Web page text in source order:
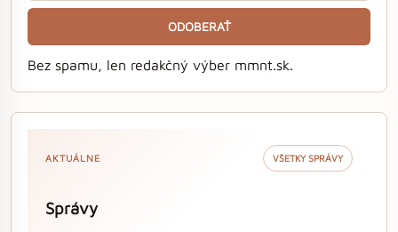
ODOBERAŤ
Bez spamu, len redakčný výber mmnt.sk.
AKTUÁLNE VŠETKY SPRÁVY
Správy